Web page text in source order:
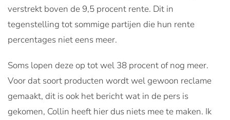
verstrekt boven de 9,5 procent rente. Dit in
tegenstelling tot sommige partijen die hun rente
percentages niet eens meer.
Soms lopen deze op tot wel 38 procent of nog meer.
Voor dat soort producten wordt wel gewoon reclame
gemaakt, dit is ook het bericht wat in de pers is
gekomen, Collin heeft hier dus niets mee te maken. Ik